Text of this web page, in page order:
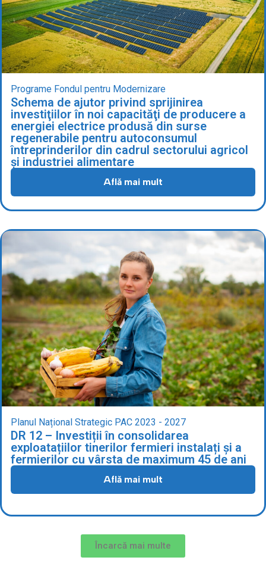
Programe Fondul pentru Modernizare
Schema de ajutor privind sprijinirea
investiţiilor în noi capacităţi de producere a
energiei electrice produsă din surse
regenerabile pentru autoconsumul
întreprinderilor din cadrul sectorului agricol
și industriei alimentare
Află mai mult
Planul Național Strategic PAC 2023 - 2027
DR 12 – Investiții în consolidarea
exploatațiilor tinerilor fermieri instalați și a
fermierilor cu vârsta de maximum 45 de ani
Află mai mult
Încarcă mai multe